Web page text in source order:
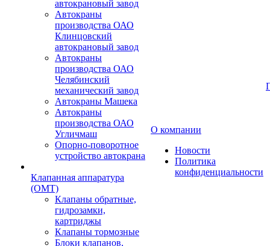
автокрановый завод
Автокраны
производства ОАО
Клинцовский
автокрановый завод
Автокраны
производства ОАО
Челябинский
механический завод
Автокраны Машека
Автокраны
производства ОАО
Угличмаш
Опорно-поворотное
устройство автокрана
Клапанная аппаратура
(OMT)
Клапаны обратные,
гидрозамки,
картриджы
Клапаны тормозные
Блоки клапанов,
О компании
Новости
Политика
конфиденциальности